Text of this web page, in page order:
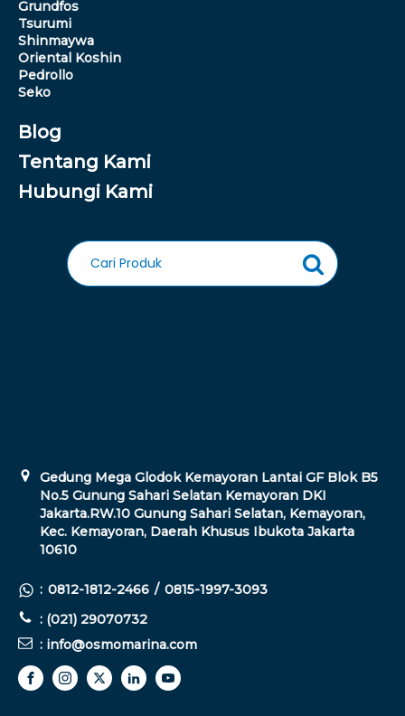
Grundfos
Tsurumi
Shinmaywa
Oriental Koshin
Pedrollo
Seko
Blog
Tentang Kami
Hubungi Kami
Gedung Mega Glodok Kemayoran Lantai GF Blok B5
No.5 Gunung Sahari Selatan Kemayoran DKI
Jakarta.RW.10 Gunung Sahari Selatan, Kemayoran,
Kec. Kemayoran, Daerah Khusus Ibukota Jakarta
10610
: 0812-1812-2466 / 0815-1997-3093
: (021) 29070732
: info@osmomarina.com